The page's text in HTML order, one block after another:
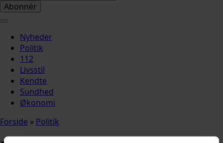
Abonnér
Nyheder
Politik
112
Livsstil
Kendte
Sundhed
Økonomi
Forside » Politik